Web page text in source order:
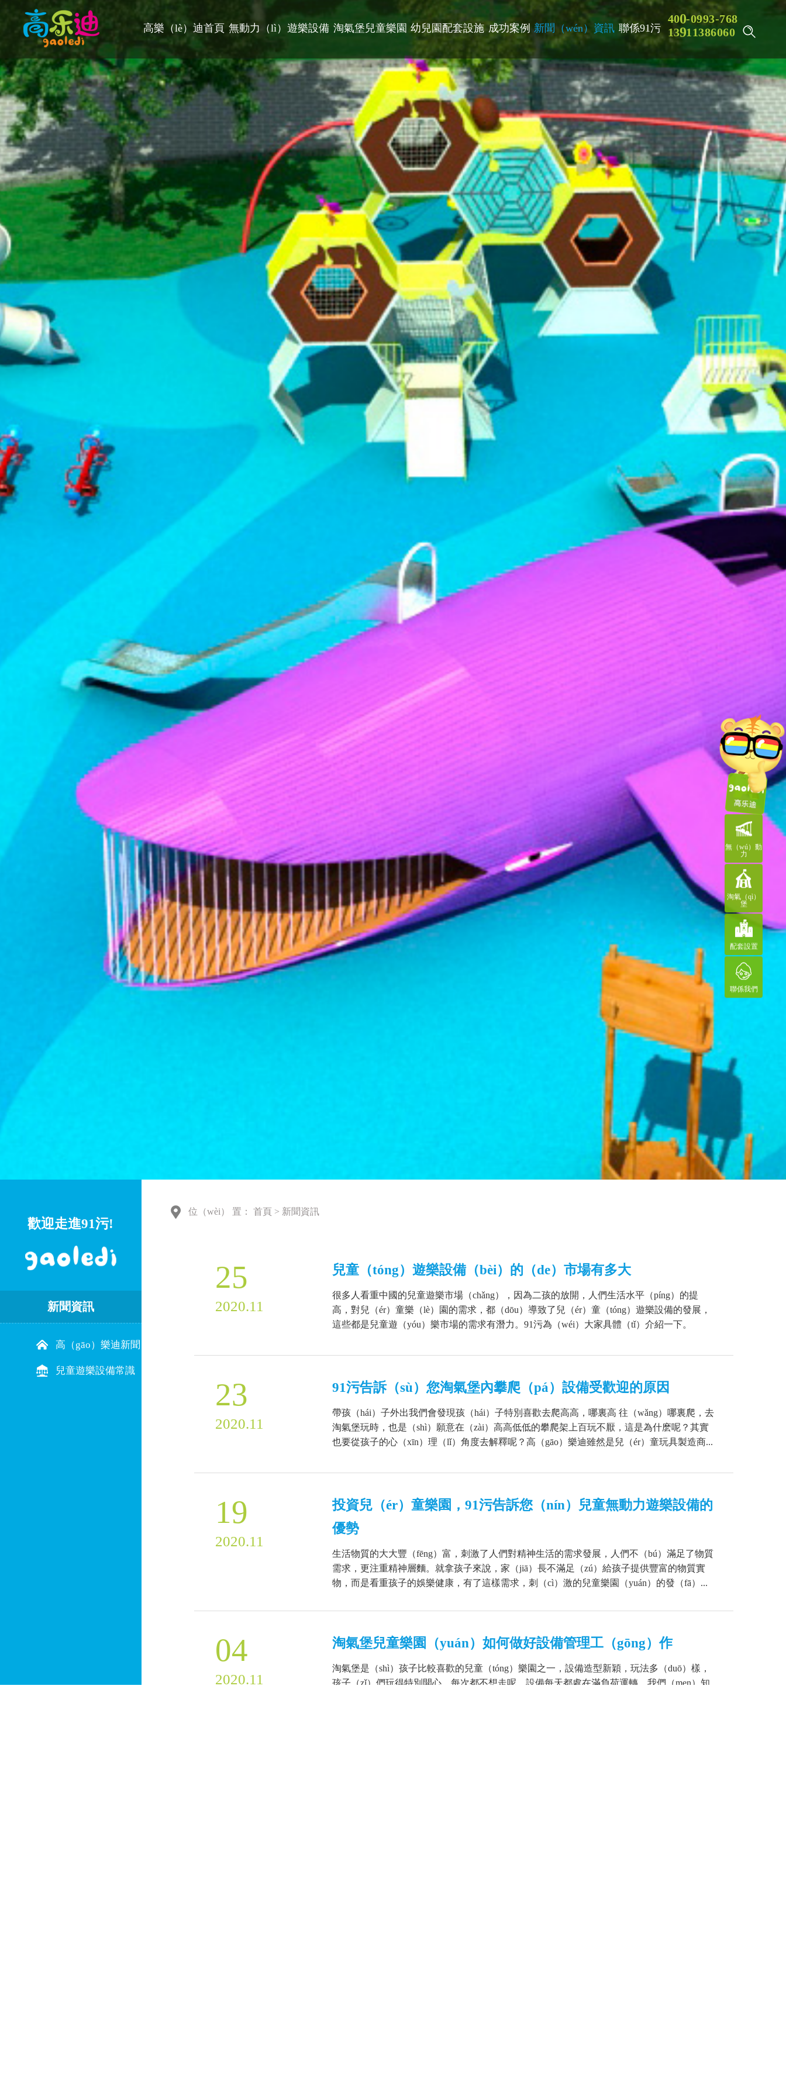
高樂（lè）迪首頁 無動力（lì）遊樂設備 淘氣堡兒童樂園 幼兒園配套設施 成功案例 新聞（wén）資訊 聯係91污
400-0993-768
1391 1386060
歡迎走進91污!
新聞資訊
高（gāo）樂迪新聞
兒童遊樂設備常識
位（wèi） 置： 首頁 > 新聞資訊
25
2020.11
兒童（tóng）遊樂設備（bèi）的（de）市場有多大
很多人看重中國的兒童遊樂市場（chǎng），因為二孩的放開，人們生活水平（píng）的提
高，對兒（ér）童樂（lè）園的需求，都（dōu）導致了兒（ér）童（tóng）遊樂設備的發展，
這些都是兒童遊（yóu）樂市場的需求有潛力。91污為（wéi）大家具體（tǐ）介紹一下。
23
2020.11
91污告訴（sù）您淘氣堡內攀爬（pá）設備受歡迎的原因
帶孩（hái）子外出我們會發現孩（hái）子特別喜歡去爬高高，哪裏高 往（wǎng）哪裏爬，去
淘氣堡玩時，也是（shì）願意在（zài）高高低低的攀爬架上百玩不厭，這是為什麽呢？其實
也要從孩子的心（xīn）理（lǐ）角度去解釋呢？高（gāo）樂迪雖然是兒（ér）童玩具製造商...
19
2020.11
投資兒（ér）童樂園，91污告訴您（nín）兒童無動力遊樂設備的
優勢
生活物質的大大豐（fēng）富，刺激了人們對精神生活的需求發展，人們不（bú）滿足了物質
需求，更注重精神層麵。就拿孩子來說，家（jiā）長不滿足（zú）給孩子提供豐富的物質實
物，而是看重孩子的娛樂健康，有了這樣需求，刺（cì）激的兒童樂園（yuán）的發（fā）...
04
2020.11
淘氣堡兒童樂園（yuán）如何做好設備管理工（gōng）作
淘氣堡是（shì）孩子比較喜歡的兒童（tóng）樂園之一，設備造型新穎，玩法多（duō）樣，
孩子（zǐ）們玩得特別開心，每次都不想走呢。設備每天都處在滿負荷運轉，我們（men）知
無（wú）動
力
淘氣（qì）
堡
配套設置
聯係我們